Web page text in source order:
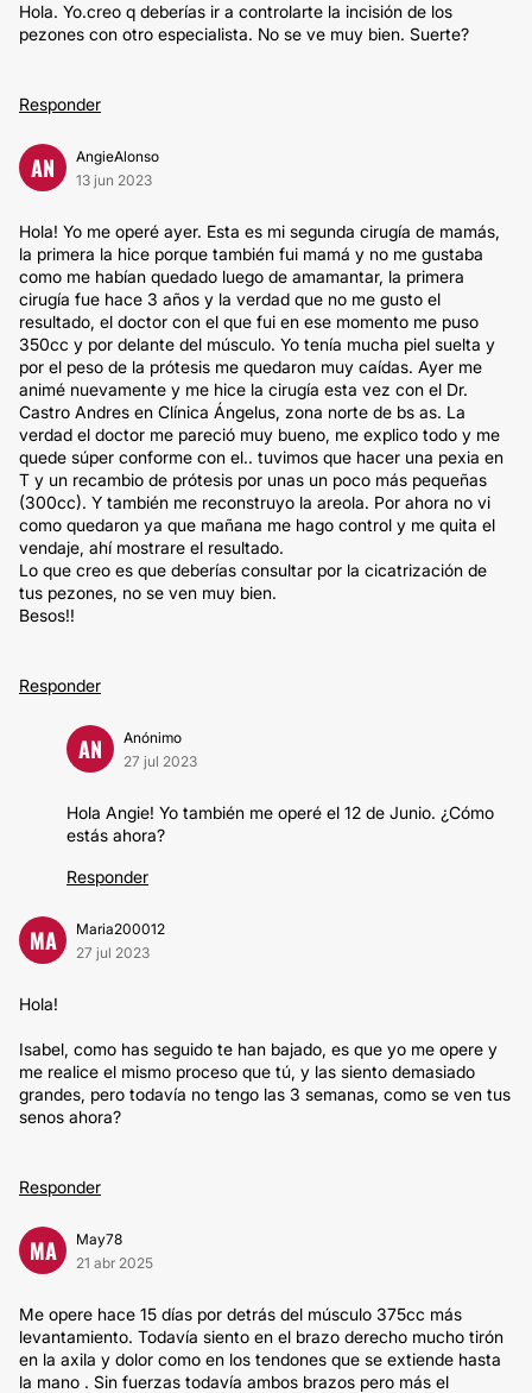
Hola. Yo.creo q deberías ir a controlarte la incisión de los
pezones con otro especialista. No se ve muy bien. Suerte?
Responder
AN
AngieAlonso
13 jun 2023
Hola! Yo me operé ayer. Esta es mi segunda cirugía de mamás,
la primera la hice porque también fui mamá y no me gustaba
como me habían quedado luego de amamantar, la primera
cirugía fue hace 3 años y la verdad que no me gusto el
resultado, el doctor con el que fui en ese momento me puso
350cc y por delante del músculo. Yo tenía mucha piel suelta y
por el peso de la prótesis me quedaron muy caídas. Ayer me
animé nuevamente y me hice la cirugía esta vez con el Dr.
Castro Andres en Clínica Ángelus, zona norte de bs as. La
verdad el doctor me pareció muy bueno, me explico todo y me
quede súper conforme con el.. tuvimos que hacer una pexia en
T y un recambio de prótesis por unas un poco más pequeñas
(300cc). Y también me reconstruyo la areola. Por ahora no vi
como quedaron ya que mañana me hago control y me quita el
vendaje, ahí mostrare el resultado.
Lo que creo es que deberías consultar por la cicatrización de
tus pezones, no se ven muy bien.
Besos!!
Responder
AN
Anónimo
27 jul 2023
Hola Angie! Yo también me operé el 12 de Junio. ¿Cómo
estás ahora?
Responder
MA
Maria200012
27 jul 2023
Hola!
Isabel, como has seguido te han bajado, es que yo me opere y
me realice el mismo proceso que tú, y las siento demasiado
grandes, pero todavía no tengo las 3 semanas, como se ven tus
senos ahora?
Responder
MA
May78
21 abr 2025
Me opere hace 15 días por detrás del músculo 375cc más
levantamiento. Todavía siento en el brazo derecho mucho tirón
en la axila y dolor como en los tendones que se extiende hasta
la mano . Sin fuerzas todavía ambos brazos pero más el